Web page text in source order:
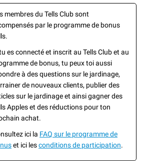
membres du Tells Club sont
par le programme de bonus
es connecté et inscrit au Tells Club et au
de bonus, tu peux toi aussi
à des questions sur le jardinage,
de nouveaux clients, publier des
sur le jardinage et ainsi gagner des
Apples et des réductions pour ton
achat.
ici la FAQ sur le programme de
et ici lesconditions de participation.